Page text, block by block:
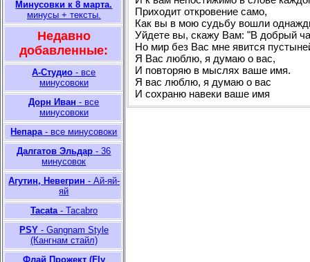
Минусовки к 8 марта.
минусы + тексты.
Недавно
добавленные:
А-Студио - все
минусовоки
Дорн Иван - все
минусовоки
Непара- все минусовоки
Далгатов Эльдар - 36
минусовок
Агутин, Невегрин - Ай-яй-
яй
Tacata- Tacabro
PSY - Gangnam Style
(Кангнам стайл)
Флай Прожект (Fly
Приходит откровение само,
Как вы в мою судьбу вошли
Уйдете вы, скажу Вам: "В добрый
Но мир без Вас мне явится
Я Вас люблю, я думаю о вас,
И повторяю в мыслях ваше имя.
Я вас люблю, я думаю о вас
И сохраню навеки ваше имя